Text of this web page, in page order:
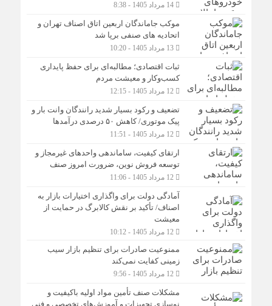
14 مرداد 1405 - 8:38
موکب جاماندگان اربعین اتاق اصناف تهران و
اتحادیه های صنفی برپا شد
13 مرداد 1405 - 10:20
ثبات اقتصادی؛ مطالبه‌ای برای حفظ پایداری
کسب‌وکار و معیشت مردم
12 مرداد 1405 - 12:15
تضعیف و رکود بسیار شدید رانندگان وانت بار و
پیک موتوری/ کاهش ۵۰ درصدی درآمدها
12 مرداد 1405 - 11:51
ارتقای کیفیت، ساماندهی واحدهای غیرمجاز و
توسعه فروش نوین، ضرورت امروز صنف
12 مرداد 1405 - 11:06
آمادگی دولت برای واگذاری اختیارات بازار به
اصناف/ تأکید بر نقش کالابرگ در حمایت از
معیشت
12 مرداد 1405 - 10:12
ممنوعیت صادرات برای تنظیم بازار سیب
زمینی کفایت نمی‌کند
12 مرداد 1405 - 9:56
مشکلات صنف تأمین مواد اولیه باکیفیت و
نوسازی تجهیزات و آموزش‌های تخصصی و فنی